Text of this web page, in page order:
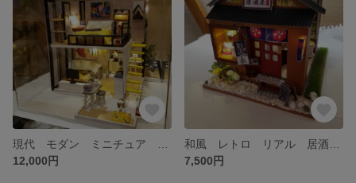
12,000円
7,500円